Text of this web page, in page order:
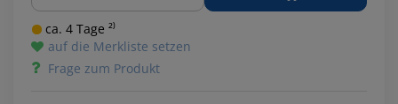
ca. 4 Tage ²⁾
auf die Merkliste setzen
Frage zum Produkt